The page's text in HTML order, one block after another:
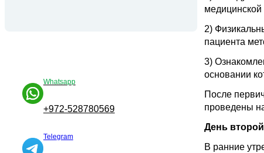
Whatsapp
+972-528780569
Telegram
2)
пациента
3)
основании
После
проведены
День
В ранние